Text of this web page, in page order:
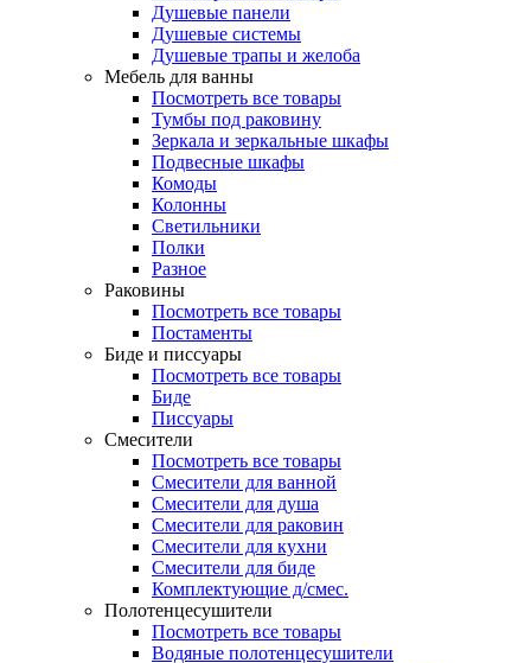
Душевые панели
Душевые системы
Душевые трапы и желоба
Мебель для ванны
Посмотреть все товары
Тумбы под раковину
Зеркала и зеркальные шкафы
Подвесные шкафы
Комоды
Колонны
Светильники
Полки
Разное
Раковины
Посмотреть все товары
Постаменты
Биде и писсуары
Посмотреть все товары
Биде
Писсуары
Смесители
Посмотреть все товары
Смесители для ванной
Смесители для душа
Смесители для раковин
Смесители для кухни
Смесители для биде
Комплектующие д/смес.
Полотенцесушители
Посмотреть все товары
Водяные полотенцесушители